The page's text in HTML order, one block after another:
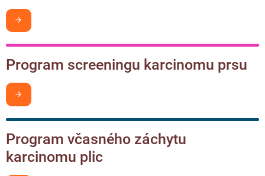
Program screeningu karcinomu prsu
Program včasného záchytu
karcinomu plic